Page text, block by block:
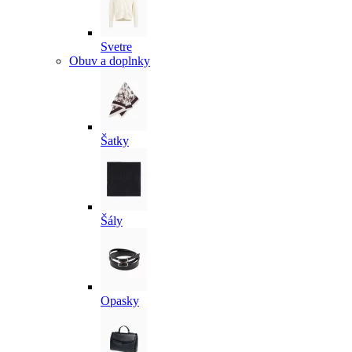
Svetre
Obuv a doplnky
Šatky
Šály
Opasky